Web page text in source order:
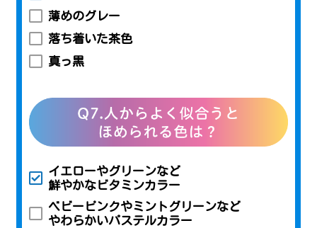
薄めのグレー
落ち着いた茶色
真っ黒
イエローやグリーンなど
鮮やかなビタミンカラー
ベビーピンクやミントグリーンなど
やわらかいパステルカラー